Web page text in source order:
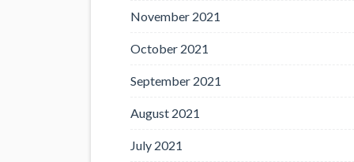
November 2021
October 2021
September 2021
August 2021
July 2021